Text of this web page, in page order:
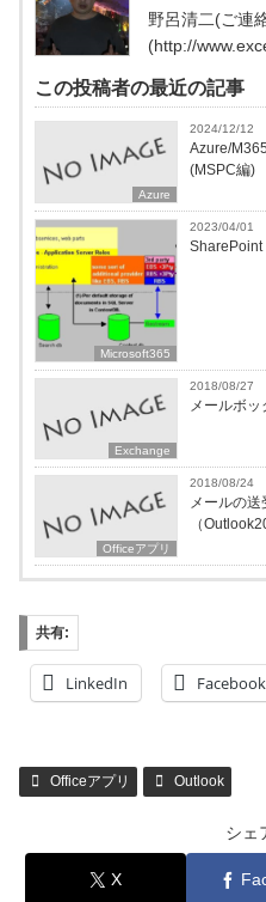
野呂清二(ご連
(http://
この投稿者の最近の記事
Azure
2024/12/12
Azure/
(MSPC編)
Microsoft365
2023/04/01
SharePoint
Exchange
2018/08/27
メールボ
Officeアプリ
2018/08/24
メールの
（
共有:
LinkedIn Facebook
Officeアプリ Outlook
シェ
X